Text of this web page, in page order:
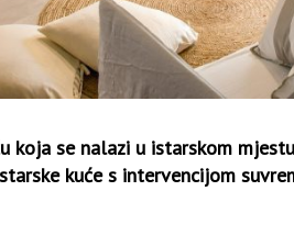
koja se nalazi u istarskom
kuće s intervencijom